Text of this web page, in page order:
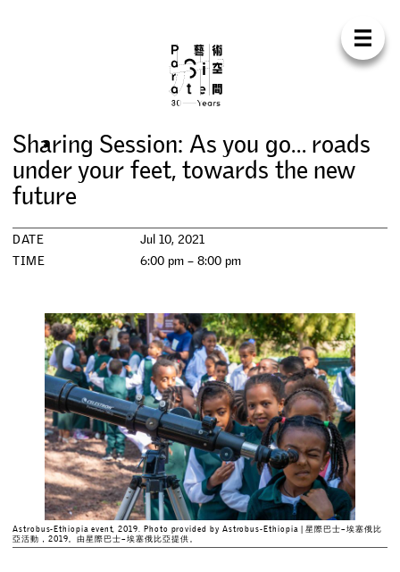
Para
UT SUP
EX HI BITI ONS
CONFER
PUBLICATIONS
WORKSHOPS
Sharing Session: As you go… roads
underyour feet, towards the new
future
DATE
Jul 10, 2021
TIME
6:00 pm – 8:00 pm
Astrobus-Ethiopia event, 2019. Photo provided by Astrobus-Ethiopia | 星際巴士–埃塞俄比
亞活動，2019。由星際巴士–埃塞俄比亞提供。